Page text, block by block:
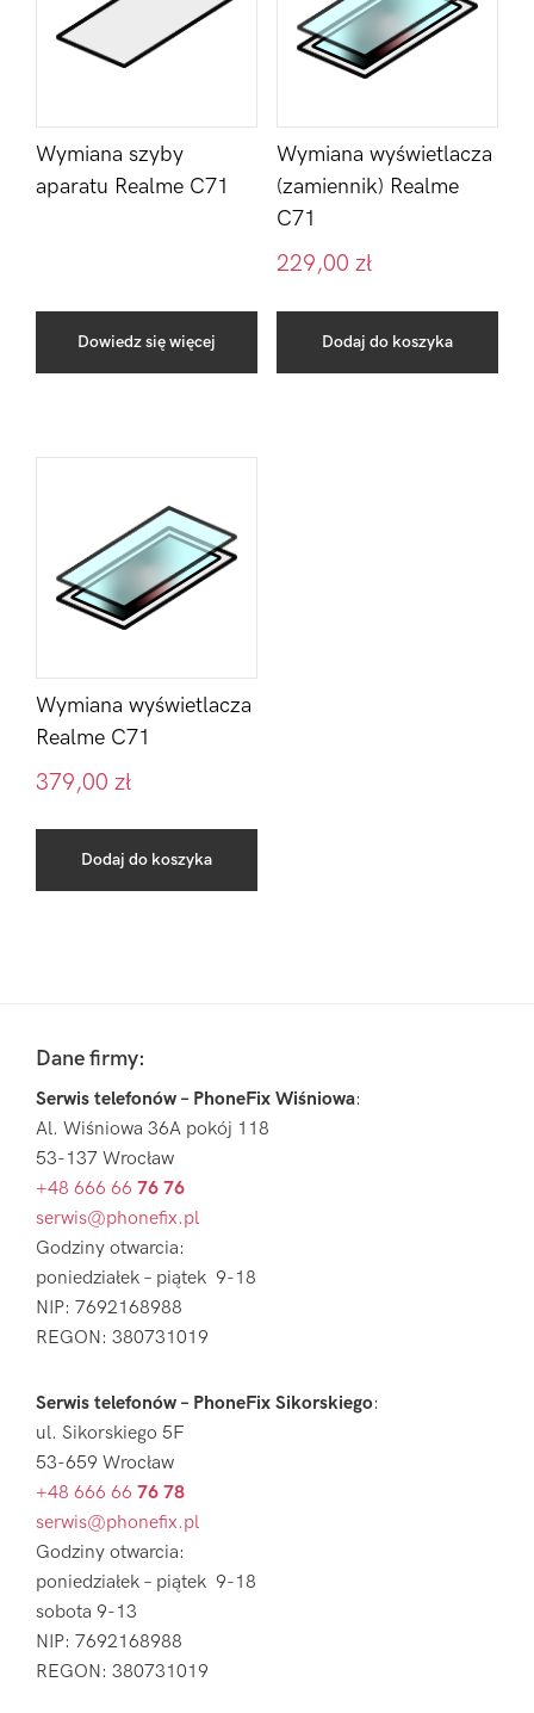
Wymiana szyby
aparatu Realme C71
Dowiedz się więcej
Wymiana wyświetlacza
(zamiennik) Realme
C71
229,00 zł
Dodaj do koszyka
Wymiana wyświetlacza
Realme C71
379,00 zł
Dodaj do koszyka
Sidebar
FooterDane firmy:
Serwis telefonów – PhoneFix Wiśniowa:
Al. Wiśniowa 36A pokój 118
53-137 Wrocław
+48 666 66 76 76
serwis@phonefix.pl
Godziny otwarcia:
poniedziałek – piątek 9-18
NIP: 7692168988
REGON: 380731019
Serwis telefonów – PhoneFix Sikorskiego:
ul. Sikorskiego 5F
53-659 Wrocław
+48 666 66 76 78
serwis@phonefix.pl
Godziny otwarcia:
poniedziałek – piątek 9-18
sobota 9-13
NIP: 7692168988
REGON: 380731019